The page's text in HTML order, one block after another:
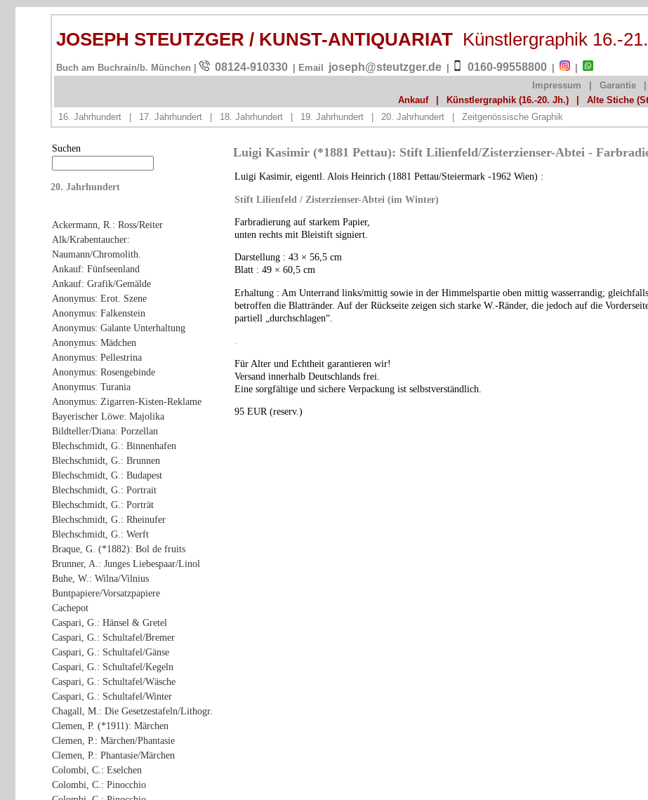
JOSEPH STEUTZGER / KUNST-ANTIQUARIAT Künstlergraphik 16.-
Buch am Buchrain/b. München | 08124-910330 | Email joseph@steutzger.de 0160-99558800
Impressum
Garantie
Ankauf
Künstlergraphik (16.-20. Jh.) Alte Stiche
16. Jahrhundert
17. Jahrhundert 18. Jahrhundert 19. Jahrhundert 20. Jahrhundert Zeitgenössische Graphik
Suchen
20. Jahrhundert
Ackermann, R.: Ross/Reiter
Alk/Krabentaucher:
Naumann/Chromolith.
Ankauf: Fünfseenland
Ankauf: Grafik/Gemälde
Anonymus: Erot. Szene
Anonymus: Falkenstein
Anonymus: Galante Unterhaltung
Anonymus: Mädchen
Anonymus: Pellestrina
Anonymus: Rosengebinde
Anonymus: Turania
Anonymus: Zigarren-Kisten-Reklame
Bayerischer Löwe: Majolika
Bildteller/Diana: Porzellan
Blechschmidt, G.: Binnenhafen
Blechschmidt, G.: Brunnen
Blechschmidt, G.: Budapest
Blechschmidt, G.: Portrait
Blechschmidt, G.: Porträt
Blechschmidt, G.: Rheinufer
Blechschmidt, G.: Werft
Braque, G. (*1882): Bol de fruits
Brunner, A.: Junges Liebespaar/Linol
Buhe, W.: Wilna/Vilnius
Buntpapiere/Vorsatzpapiere
Cachepot
Caspari, G.: Hänsel & Gretel
Caspari, G.: Schultafel/Bremer
Caspari, G.: Schultafel/Gänse
Caspari, G.: Schultafel/Kegeln
Caspari, G.: Schultafel/Wäsche
Caspari, G.: Schultafel/Winter
Chagall, M.: Die Gesetzestafeln/Lithogr.
Clemen, P. (*1911): Märchen
Clemen, P.: Märchen/Phantasie
Clemen, P.: Phantasie/Märchen
Colombi, C.: Eselchen
Colombi, C.: Pinocchio
Luigi Kasimir (*1881 Pettau): Stift Lilienfeld/Zisterzienser-Abtei -
Luigi Kasimir, eigentl. Alois Heinrich (1881 Pettau/Steiermark -1962 Wien) :
Stift Lilienfeld / Zisterzienser-Abtei (im Winter)
Farbradierung auf starkem Papier,
unten rechts mit Bleistift signiert.
Darstellung : 43 × 56,5 cm
Blatt : 49 × 60,5 cm
Erhaltung : Am Unterrand links/mittig sowie in der Himmelspartie oben mittig wasserrandig; gleichfalls
betroffen die Blattränder. Auf der Rückseite zeigen sich starke W.-Ränder, die jedoch auf die
partiell „durchschlagen“.
.
Für Alter und Echtheit garantieren wir!
Versand innerhalb Deutschlands frei.
Eine sorgfältige und sichere Verpackung ist selbstverständlich.
95 EUR (reserv.)